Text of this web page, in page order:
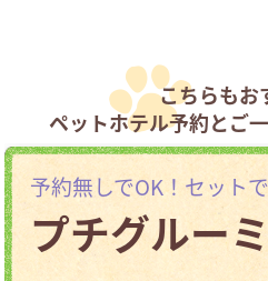
こちらもお
ペットホテル予約とご
予約無しでOK！セット
プチグルー